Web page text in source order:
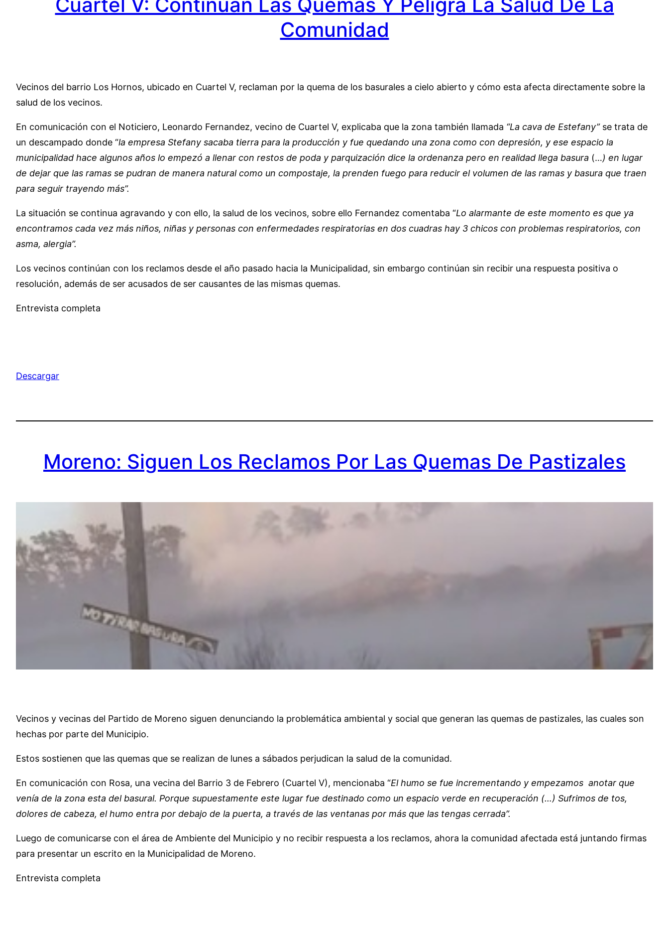
Comunidad
Vecinos del barrio Los Hornos, ubicado en Cuartel V, reclaman por la quema de los basurales a cielo abierto y cómo esta afecta directamente sobre la
salud de los vecinos.
En comunicación con el Noticiero, Leonardo Fernandez, vecino de Cuartel V, explicaba que la zona también llamada “La cava de Estefany” se trata de
un descampado donde “la empresa Stefany sacaba tierra para la producción y fue quedando una zona como con depresión, y ese espacio la
municipalidad hace algunos años lo empezó a llenar con restos de poda y parquización dice la ordenanza pero en realidad llega basura (…) en lugar
de dejar que las ramas se pudran de manera natural como un compostaje, la prenden fuego para reducir el volumen de las ramas y basura que traen
para seguir trayendo más”.
La situación se continua agravando y con ello, la salud de los vecinos, sobre ello Fernandez comentaba “Lo alarmante de este momento es que ya
encontramos cada vez más niños, niñas y personas con enfermedades respiratorias en dos cuadras hay 3 chicos con problemas respiratorios, con
asma, alergia”.
Los vecinos continúan con los reclamos desde el año pasado hacia la Municipalidad, sin embargo continúan sin recibir una respuesta positiva o
resolución, además de ser acusados de ser causantes de las mismas quemas.
Entrevista completa
Descargar
Moreno: Siguen Los Reclamos Por Las Quemas De Pastizales
Vecinos y vecinas del Partido de Moreno siguen denunciando la problemática ambiental y social que generan las quemas de pastizales, las cuales son
hechas por parte del Municipio.
Estos sostienen que las quemas que se realizan de lunes a sábados perjudican la salud de la comunidad.
En comunicación con Rosa, una vecina del Barrio 3 de Febrero (Cuartel V), mencionaba “El humo se fue incrementando y empezamos anotar que
venía de la zona esta del basural. Porque supuestamente este lugar fue destinado como un espacio verde en recuperación (…) Sufrimos de tos,
dolores de cabeza, el humo entra por debajo de la puerta, a través de las ventanas por más que las tengas cerrada”.
Luego de comunicarse con el área de Ambiente del Municipio y no recibir respuesta a los reclamos, ahora la comunidad afectada está juntando firmas
para presentar un escrito en la Municipalidad de Moreno.
Entrevista completa